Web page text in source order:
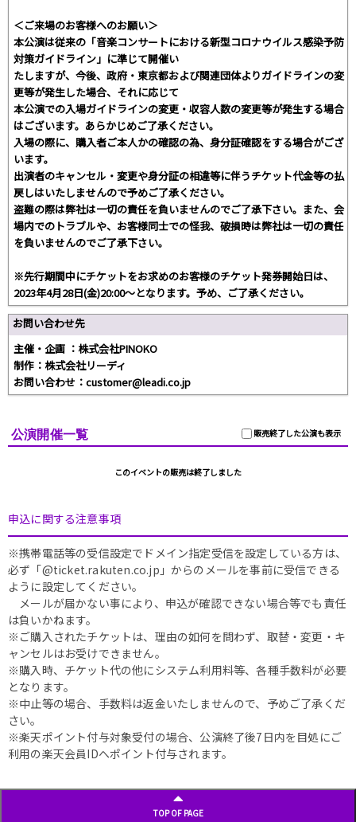
＜ご来場のお客様へのお願い＞
本公演は従来の「音楽コンサートにおける新型コロナウイルス感染予防
対策ガイドライン」に準じて開催い
たしますが、今後、政府・東京都および関連団体よりガイドラインの変
更等が発生した場合、それに応じて
本公演での入場ガイドラインの変更・収容人数の変更等が発生する場合
はございます。あらかじめご了承ください。
入場の際に、購入者ご本人かの確認の為、身分証確認をする場合がござ
います。
出演者のキャンセル・変更や身分証の相違等に伴うチケット代金等の払
戻しはいたしませんので予めご了承ください。
盗難の際は弊社は一切の責任を負いませんのでご了承下さい。また、会
場内でのトラブルや、お客様同士での怪我、破損時は弊社は一切の責任
を負いませんのでご了承下さい。
※先行期間中にチケットをお求めのお客様のチケット発券開始日は、
2023年4月28日(金)20:00～となります。予め、ご了承ください。
お問い合わせ先
主催・企画 ：株式会社PINOKO
制作：株式会社リーディ
お問い合わせ：customer@leadi.co.jp
販売終了した公演も表示
公演開催一覧
このイベントの販売は終了しました
申込に関する注意事項
※携帯電話等の受信設定でドメイン指定受信を設定している方は、
必ず「@ticket.rakuten.co.jp」からのメールを事前に受信できる
ように設定してください。
メールが届かない事により、申込が確認できない場合等でも責任
は負いかねます。
※ご購入されたチケットは、理由の如何を問わず、取替・変更・キ
ャンセルはお受けできません。
※購入時、チケット代の他にシステム利用料等、各種手数料が必要
となります。
※中止等の場合、手数料は返金いたしませんので、予めご了承くだ
さい。
※楽天ポイント付与対象受付の場合、公演終了後7日内を目処にご
利用の楽天会員IDへポイント付与されます。
TOP OF PAGE